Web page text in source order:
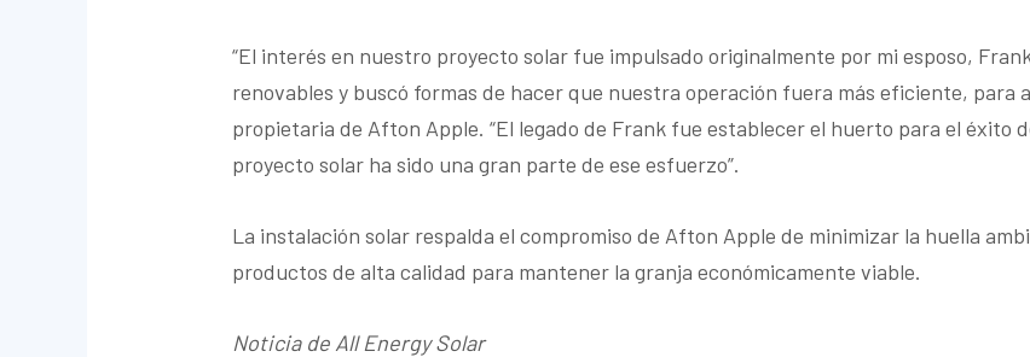
“El interés en nuestro proyecto solar fue impulsado originalmente por mi esposo,
renovables y buscó formas de hacer que nuestra operación fuera más eficiente, para
propietaria de Afton Apple. “El legado de Frank fue establecer el huerto para el éxito
proyecto solar ha sido una gran parte de ese esfuerzo”.
La instalación solar respalda el compromiso de Afton Apple de minimizar la huella
productos de alta calidad para mantener la granja económicamente viable.
Noticia de All Energy Solar